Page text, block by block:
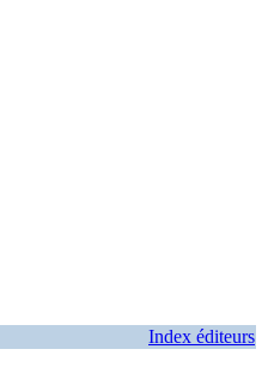
Index éditeurs